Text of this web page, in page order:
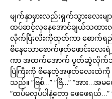
မျက်နှာမှားလည်းရှက်သွားလေး
ထပ်ဆင့်လှနေအောင်ချယ်သထား
လိုက်ပြီးလီးကိုထုတ်ကာ စောက်ရည်လ
စိနေသောစောက်ဖုတ်ဖောင်းလေ
ကာ အထက်အောက် ပွတ်ဆွဲလိုက်သည်
ပြဲကြီးကို စိနေတဲ့အဖုတ်လေးထဲကို
သည်။ “ဗြစ်…” “ဗြိ…” “အား…အ
“ထပ်မလုပ်ပါနဲ့တော့ ဖေဖေရယ်